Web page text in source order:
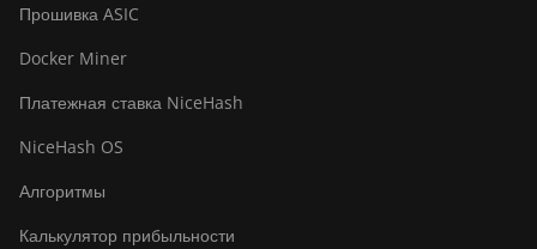
Прошивка ASIC
Docker Miner
Платежная ставка NiceHash
NiceHash OS
Алгоритмы
Калькулятор прибыльности